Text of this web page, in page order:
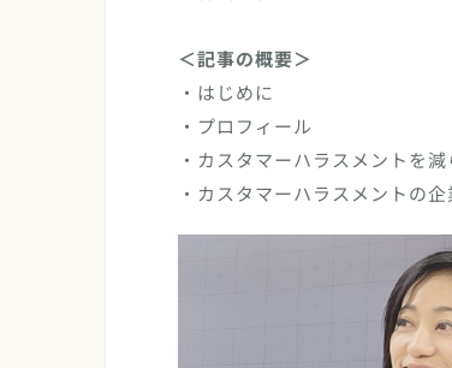
＜記事の概要＞
・はじめに
・プロフィール
・カスタマーハラスメントを
・カスタマーハラスメントの